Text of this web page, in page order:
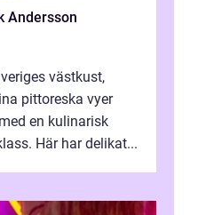
Andersson
västkust,
pittoreska vyer
en kulinarisk
Här har delikat...